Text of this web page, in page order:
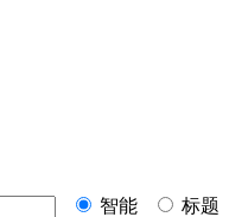
智能
标题